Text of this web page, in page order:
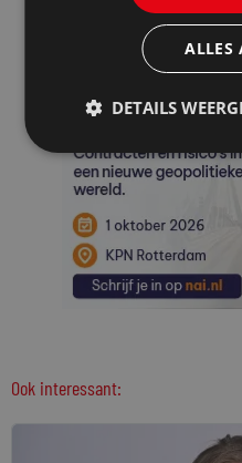
Ook interessant:
ALLES
DETAILS